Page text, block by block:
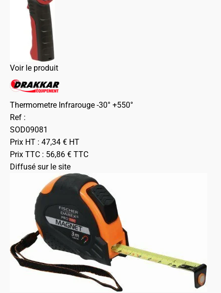
Voir le produit
Thermometre Infrarouge -30° +550°
Ref :
SOD09081
Prix HT : 47,34 € HT
Prix TTC : 56,86 € TTC
Diffusé sur le site